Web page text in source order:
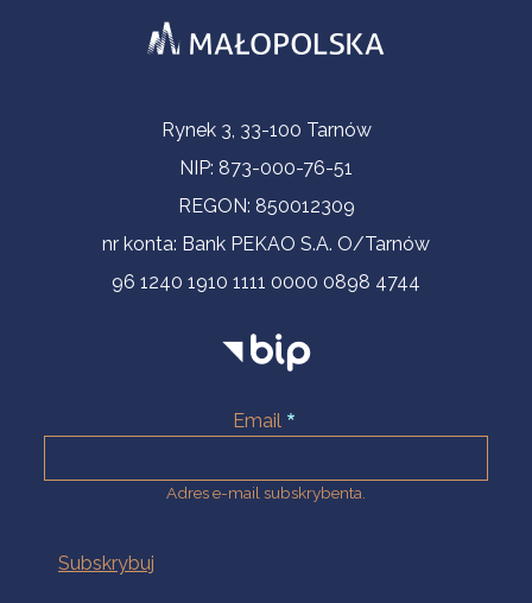
Informacje kontaktoweRynek 3, 33-100 Tarnów
NIP: 873-000-76-51
REGON: 850012309
nr konta: Bank PEKAO S.A. O/Tarnów
96 1240 1910 1111 0000 0898 4744
Email
Adres e-mail subskrybenta.